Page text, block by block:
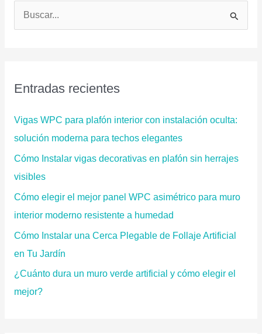
u
p
o
r
Entradas recientes
Vigas WPC para plafón interior con instalación oculta:
solución moderna para techos elegantes
Cómo Instalar vigas decorativas en plafón sin herrajes
visibles
Cómo elegir el mejor panel WPC asimétrico para muro
interior moderno resistente a humedad
Cómo Instalar una Cerca Plegable de Follaje Artificial
en Tu Jardín
¿Cuánto dura un muro verde artificial y cómo elegir el
mejor?